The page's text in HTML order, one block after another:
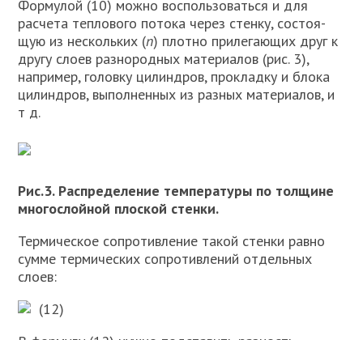
Формулой (10) можно воспользоваться и для
расчета теплового потока через стенку, состоя­
щую из нескольких (n) плотно прилегающих друг к
другу слоев разнородных материа­лов (рис. 3),
например, головку цилиндров, прокладку и блока
цилиндров, выполненных из разных материалов, и
т д.
Рис.3. Распределение температуры по толщине
многослойной плоской стенки.
Термическое сопротивление такой стенки равно
сумме термических сопротивлений отдельных
слоев:
(12)